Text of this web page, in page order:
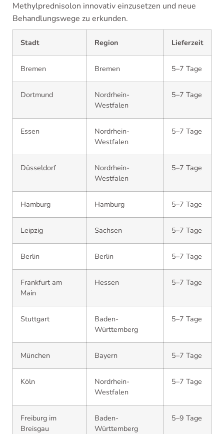
Methylprednisolon innovativ einzusetzen und neue
Behandlungswege zu erkunden.
Stadt Region Lieferzeit
Bremen Bremen 5–7 Tage
Dortmund
Nordrhein-
Westfalen
5–7 Tage
Essen
Nordrhein-
Westfalen
5–7 Tage
Düsseldorf
Nordrhein-
Westfalen
5–7 Tage
Hamburg Hamburg 5–7 Tage
Leipzig Sachsen 5–7 Tage
Berlin Berlin 5–7 Tage
Frankfurt am
Main
Hessen 5–7 Tage
Stuttgart
Baden-
Württemberg
5–7 Tage
München Bayern 5–7 Tage
Köln
Nordrhein-
Westfalen
5–7 Tage
Freiburg im
Breisgau
Baden-
Württemberg
5–9 Tage